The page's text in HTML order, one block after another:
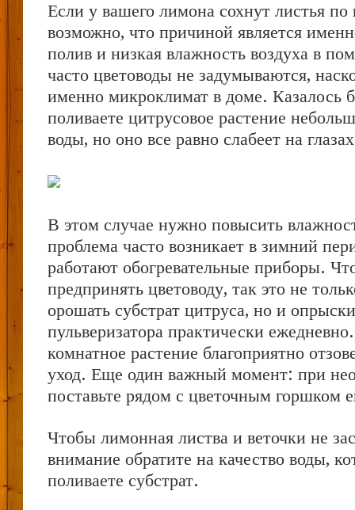
Если у вашего лимона сохнут листья по
возможно, что причиной является
полив и низкая влажность воздуха в
часто цветоводы не задумываются,
именно микроклимат в доме. Казалось
поливаете цитрусовое растение
воды, но оно все равно слабеет на
В этом случае нужно повысить
проблема часто возникает в зимний
работают обогревательные приборы.
предпринять цветоводу, так это не
орошать субстрат цитруса, но и
пульверизатора практически
комнатное растение благоприятно
уход. Еще один важный момент: при
поставьте рядом с цветочным горшком
Чтобы лимонная листва и веточки не
внимание обратите на качество воды,
поливаете субстрат.